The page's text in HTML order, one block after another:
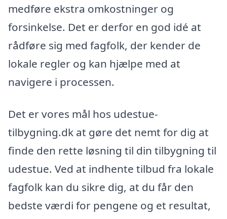
medføre ekstra omkostninger og
forsinkelse. Det er derfor en god idé at
rådføre sig med fagfolk, der kender de
lokale regler og kan hjælpe med at
navigere i processen.
Det er vores mål hos udestue-
tilbygning.dk at gøre det nemt for dig at
finde den rette løsning til din tilbygning til
udestue. Ved at indhente tilbud fra lokale
fagfolk kan du sikre dig, at du får den
bedste værdi for pengene og et resultat,